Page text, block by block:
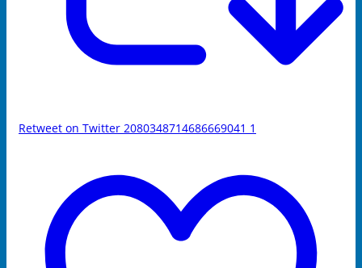
Retweet on Twitter 2080348714686669041 1